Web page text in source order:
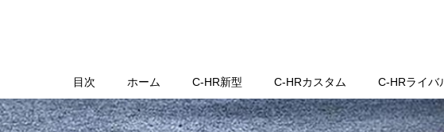
目次 ホーム C-HR新型 C-HRカスタム C-HRライバ